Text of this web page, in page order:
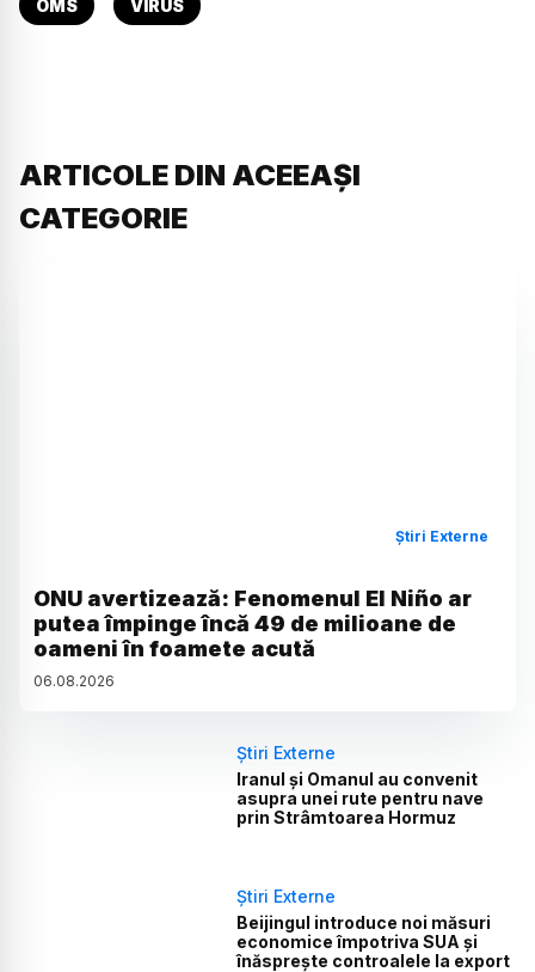
OMS VIRUS
ARTICOLE DIN ACEEAȘI
CATEGORIE
Știri Externe
ONU avertizează: Fenomenul El Niño ar
putea împinge încă 49 de milioane de
oameni în foamete acută
06.08.2026
Știri Externe
Iranul și Omanul au convenit
asupra unei rute pentru nave
prin Strâmtoarea Hormuz
Știri Externe
Beijingul introduce noi măsuri
economice împotriva SUA și
înăsprește controalele la export